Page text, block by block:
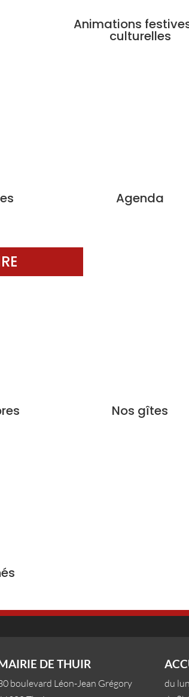
Animations
culturelles
Agenda
Nos gîtes
DE THUIR
boulevard Léon-Jean Grégory
du